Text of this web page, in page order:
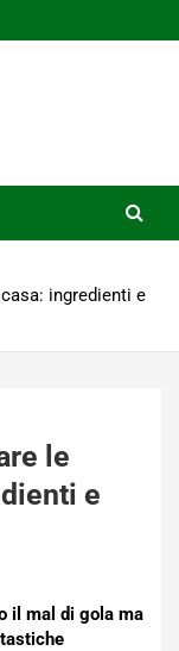
ingredienti e
le
e
il mal di gola ma